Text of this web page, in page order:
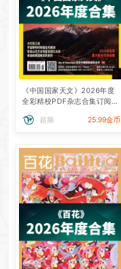
《中国国家天文》2026年度
全彩精校PDF杂志合集订阅下
超频
25.99金币